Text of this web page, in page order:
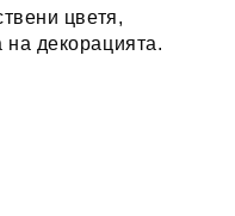
цветя,
на декорацията.